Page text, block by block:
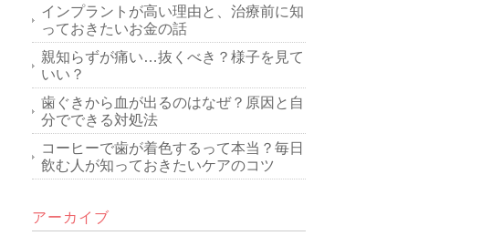
インプラントが高い理由と、治療前に知
っておきたいお金の話
親知らずが痛い…抜くべき？様子を見て
いい？
歯ぐきから血が出るのはなぜ？原因と自
分でできる対処法
コーヒーで歯が着色するって本当？毎日
飲む人が知っておきたいケアのコツ
アーカイブ